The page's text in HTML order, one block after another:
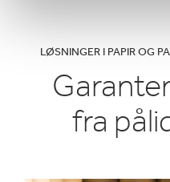
LØSNINGER I PAPIR OG
fra